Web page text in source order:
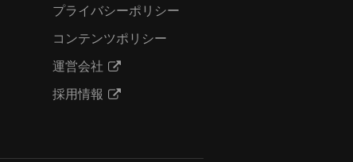
プライバシーポリシー
コンテンツポリシー
運営会社
採用情報